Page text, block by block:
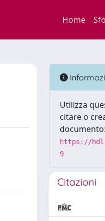
Home
Utilizza
citare o
documento:
https://
9
Citazioni